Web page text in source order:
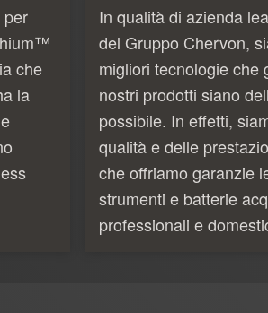
per
che
la
In qualità di azienda
del Gruppo Chervon,
migliori tecnologie che
nostri prodotti siano
possibile. In effetti,
qualità e delle
che offriamo garanzie
strumenti e batterie
professionali e